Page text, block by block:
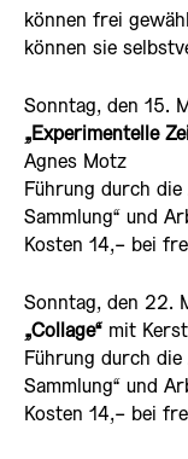
können frei
können sie
Sonntag, den 15.
„Experimentelle
Agnes Motz
Führung durch die
Sammlung“ und
Kosten 14,- bei
Sonntag, den 22.
„Collage“ mit
Führung durch die
Sammlung“ und
Kosten 14,- bei